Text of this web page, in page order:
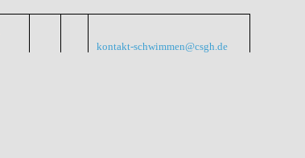
kontakt-schwimmen@csgh.de